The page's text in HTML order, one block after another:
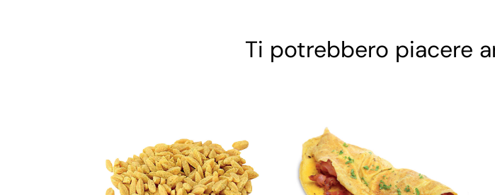
Ti potrebbero piacere